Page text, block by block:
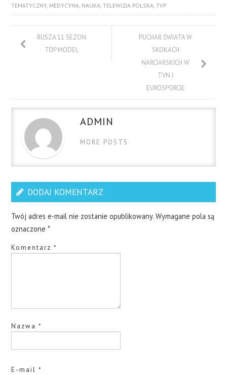
TEMATYCZNY, MEDYCYNA, NAUKA,TELEWIZJA POLSKA,TVP
RUSZA 11 SEZON
TOP MODEL
PUCHAR ŚWIATA W
SKOKACH
NARCIARSKICH W
TVN I
EUROSPORCIE
ADMIN
MORE POSTS
DODAJ KOMENTARZ
Twój adres e-mail nie zostanie opublikowany. Wymagane pola są
oznaczone*
Komentarz*
Nazwa*
E-mail*